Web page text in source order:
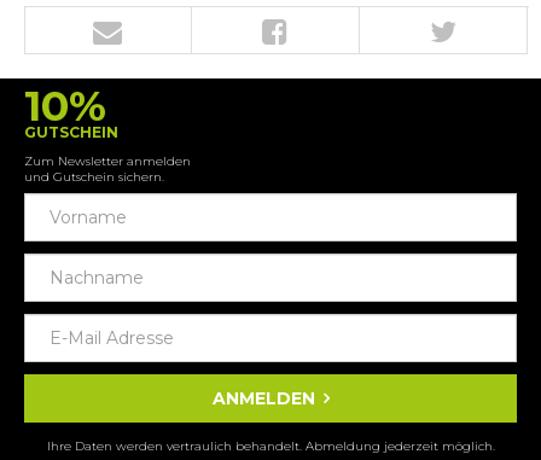
10%
GUTSCHEIN
Zum Newsletter anmelden
und Gutschein sichern.
ANMELDEN
Ihre Daten werden vertraulich behandelt. Abmeldung jederzeit möglich.